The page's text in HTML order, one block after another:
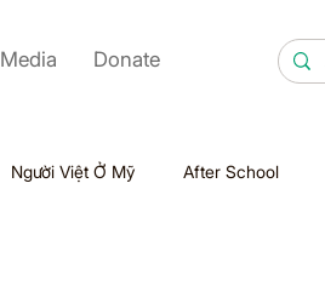
Media Donate
Người Việt Ở Mỹ After School